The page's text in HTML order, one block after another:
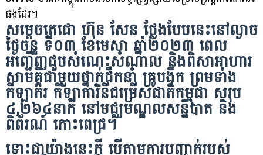
ផងដែរ។
សម្តេចតេជោ ហ៊ុន សែន ថ្លែងបែបនេះនៅល្ងាច
ថ្ងៃចន្ទ ទី០៣ ខែមេសា ឆ្នាំ២០២៣ ពេល
អញ្ជើញជួបសំណេះសំណាល និងពិសាអាហារ
សាមគ្គីជាមួយថ្នាក់ដឹកនាំ គ្រូបង្វឹក ព្រមទាំង
កីឡាករ កីឡាការិនីជម្រើសជាតិកម្ពុជា សរុប
៤,២៦៤នាក់ នៅមជ្ឈមណ្ឌលសន្និបាត និង
ពិព័រណ៍ កោះពេជ្រ។
ទោះជាយ៉ាងនេះក្តី បើតាមការបញ្ជាក់របស់